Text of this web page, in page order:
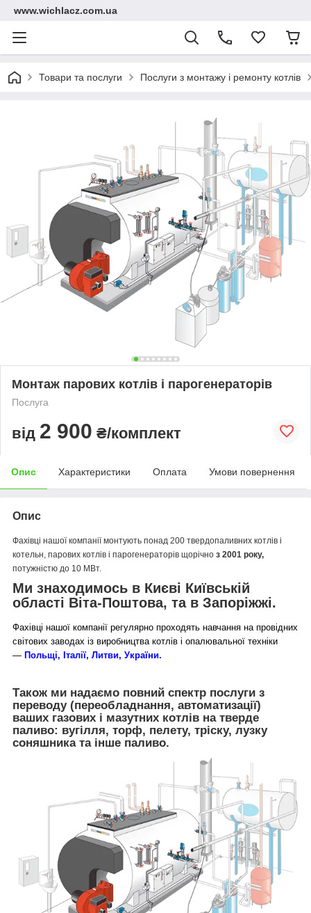
www.wichlacz.com.ua
Товари та послуги Послуги з монтажу і ремонту котлів
Монтаж парових котлів і парогенераторів
Послуга
від 2 900 ₴/комплект
Опис Характеристики Оплата Умови повернення
Опис
Фахівці нашої компанії монтують понад 200 твердопаливних котлів і
котельн, парових котлів і парогенераторів щорічно з 2001 року,
потужністю до 10 МВт.
Ми знаходимось в Києві Київській
області Віта-Поштова, та в Запоріжжі.
Фахівці нашої компанії регулярно проходять навчання на провідних
світових заводах із виробництва котлів і опалювальної техніки
— Польщі, Італії, Литви, України.
Також ми надаємо повний спектр послуги з
переводу (переобладнання, автоматизації)
ваших газових і мазутних котлів на тверде
паливо: вугілля, торф, пелету, тріску, лузку
соняшника та інше паливо.